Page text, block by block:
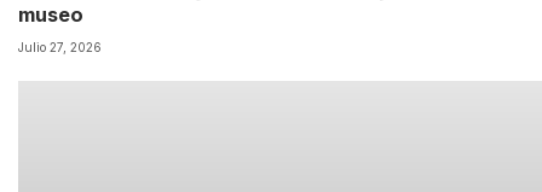
museo
Julio 27, 2026